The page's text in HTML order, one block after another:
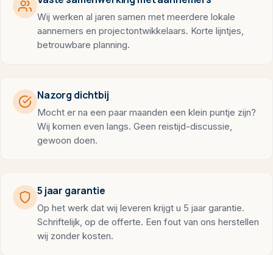
Wij werken al jaren samen met meerdere lokale
aannemers en projectontwikkelaars. Korte lijntjes,
betrouwbare planning.
Nazorg dichtbij
Mocht er na een paar maanden een klein puntje zijn?
Wij komen even langs. Geen reistijd-discussie,
gewoon doen.
5 jaar garantie
Op het werk dat wij leveren krijgt u 5 jaar garantie.
Schriftelijk, op de offerte. Een fout van ons herstellen
wij zonder kosten.